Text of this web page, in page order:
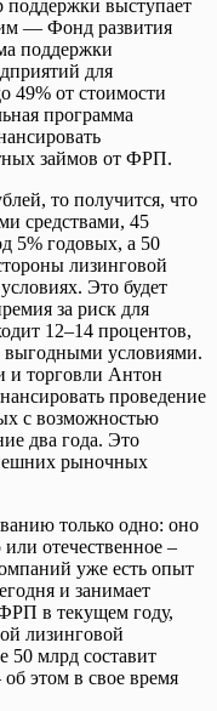
поддержки выступает
— Фонд развития
поддержки
для
49% от стоимости
программа
займов от ФРП.
то получится, что
средствами, 45
5% годовых, а 50
лизинговой
Это будет
за риск для
12–14 процентов,
выгодными условиями.
и торговли Антон
проведение
с возможностью
два года. Это
рыночных
только одно: оно
отечественное –
уже есть опыт
и занимает
в текущем году,
лизинговой
50 млрд составит
этом в свое время